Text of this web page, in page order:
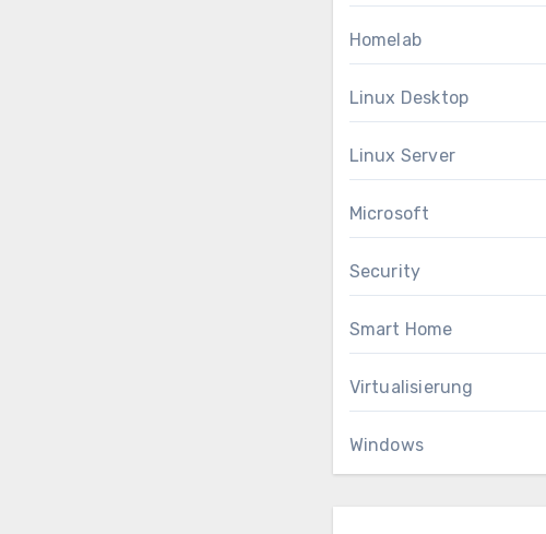
Homelab
Linux Desktop
Linux Server
Microsoft
Security
Smart Home
Virtualisierung
Windows